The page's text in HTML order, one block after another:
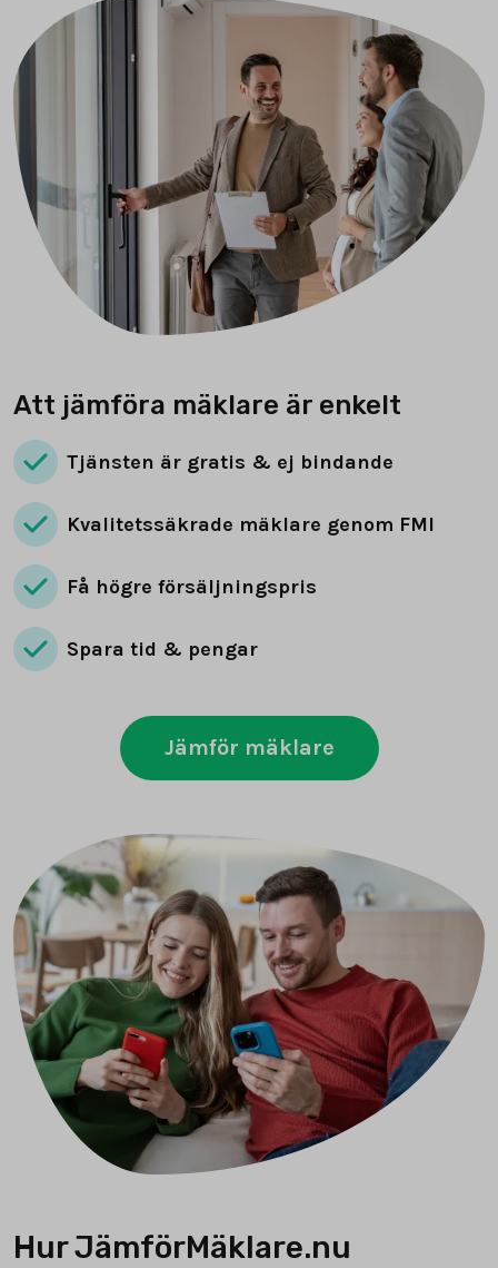
Att jämföra mäklare är enkelt
Tjänsten är gratis & ej bindande
Kvalitetssäkrade mäklare genom FMI
Få högre försäljningspris
Spara tid & pengar
Jämför mäklare
Hur JämförMäklare.nu